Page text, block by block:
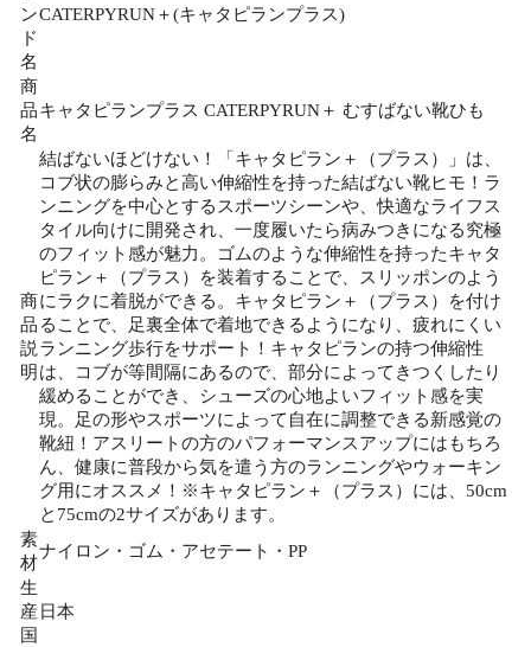
ン
ド
名
CATERPYRUN＋(キャタピランプラス)
商
品
名
キャタピランプラス CATERPYRUN＋ むすばない靴ひも
商
品
説
明
結ばないほどけない！「キャタピラン＋（プラス）」は、
コブ状の膨らみと高い伸縮性を持った結ばない靴ヒモ！ラ
ンニングを中心とするスポーツシーンや、快適なライフス
タイル向けに開発され、一度履いたら病みつきになる究極
のフィット感が魅力。ゴムのような伸縮性を持ったキャタ
ピラン＋（プラス）を装着することで、スリッポンのよう
にラクに着脱ができる。キャタピラン＋（プラス）を付け
ることで、足裏全体で着地できるようになり、疲れにくい
ランニング歩行をサポート！キャタピランの持つ伸縮性
は、コブが等間隔にあるので、部分によってきつくしたり
緩めることができ、シューズの心地よいフィット感を実
現。足の形やスポーツによって自在に調整できる新感覚の
靴紐！アスリートの方のパフォーマンスアップにはもちろ
ん、健康に普段から気を遣う方のランニングやウォーキン
グ用にオススメ！※キャタピラン＋（プラス）には、50cm
と75cmの2サイズがあります。
素
材
ナイロン・ゴム・アセテート・PP
生
産
国
日本